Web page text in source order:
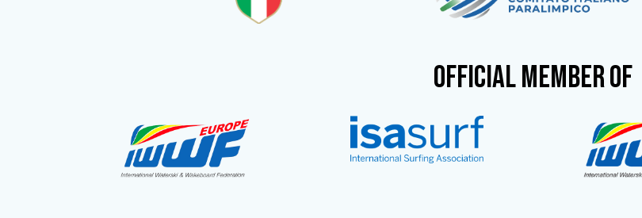
OFFICIAL MEMBER OF